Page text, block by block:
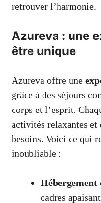
retrouver l’harmonie.
Azureva : une
être unique
Azureva offre une
grâce à des séjours
corps et l’esprit.
activités relaxantes et
besoins. Voici ce qui
inoubliable :
Hébergement
cadres